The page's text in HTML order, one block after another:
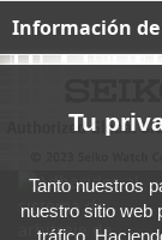
Información
Tu
Tanto nuestros
nuestro sitio web
tráfico.